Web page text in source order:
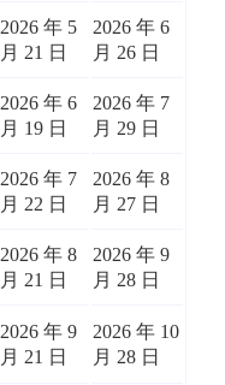
2026 年 5
月 21 日
2026 年 6
月 26 日
2026 年 6
月 19 日
2026 年 7
月 29 日
2026 年 7
月 22 日
2026 年 8
月 27 日
2026 年 8
月 21 日
2026 年 9
月 28 日
2026 年 9
月 21 日
2026 年 10
月 28 日